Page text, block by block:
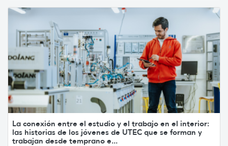
La conexión entre el estudio y el trabajo en el interior:
las historias de los jóvenes de UTEC que se forman y
trabajan desde temprano e...